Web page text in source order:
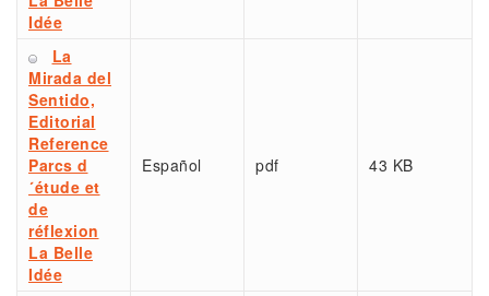
Idée
La
Mirada del
Sentido,
Editorial
Reference
Parcs d
´étude et
de
réflexion
La Belle
Idée
Español pdf 43 KB